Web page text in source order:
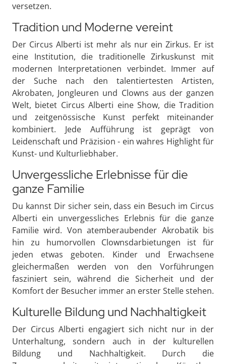
versetzen.
Tradition und Moderne vereint
Der Circus Alberti ist mehr als nur ein Zirkus. Er ist
eine Institution, die traditionelle Zirkuskunst mit
modernen Interpretationen verbindet. Immer auf
der Suche nach den talentiertesten Artisten,
Akrobaten, Jongleuren und Clowns aus der ganzen
Welt, bietet Circus Alberti eine Show, die Tradition
und zeitgenössische Kunst perfekt miteinander
kombiniert. Jede Aufführung ist geprägt von
Leidenschaft und Präzision - ein wahres Highlight für
Kunst- und Kulturliebhaber.
Unvergessliche Erlebnisse für die
ganze Familie
Du kannst Dir sicher sein, dass ein Besuch im Circus
Alberti ein unvergessliches Erlebnis für die ganze
Familie wird. Von atemberaubender Akrobatik bis
hin zu humorvollen Clownsdarbietungen ist für
jeden etwas geboten. Kinder und Erwachsene
gleichermaßen werden von den Vorführungen
fasziniert sein, während die Sicherheit und der
Komfort der Besucher immer an erster Stelle stehen.
Kulturelle Bildung und Nachhaltigkeit
Der Circus Alberti engagiert sich nicht nur in der
Unterhaltung, sondern auch in der kulturellen
Bildung und Nachhaltigkeit. Durch die